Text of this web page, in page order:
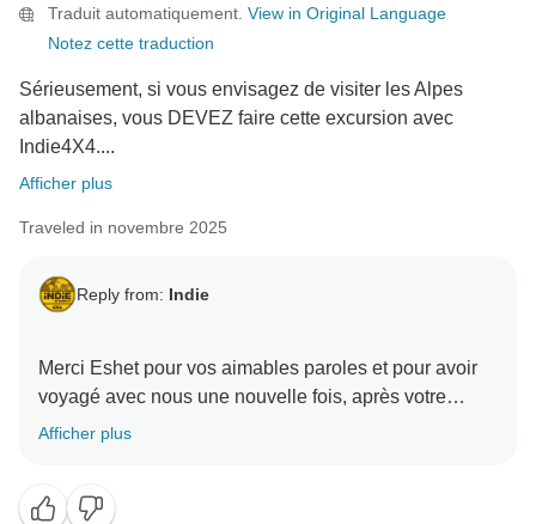
Traduit automatiquement. View in Original Language
Notez cette traduction
Sérieusement, si vous envisagez de visiter les Alpes
albanaises, vous DEVEZ faire cette excursion avec
Indie4X4....
Afficher plus
Traveled in novembre 2025
Reply from: Indie
Merci Eshet pour vos aimables paroles et pour avoir
voyagé avec nous une nouvelle fois, après votre
bonne expérience en Géorgie.
créer ce forfait unique.
Afficher plus